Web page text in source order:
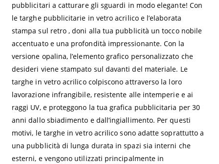
pubblicitari a catturare gli sguardi in modo elegante! Con
le targhe pubblicitarie in vetro acrilico e l’elaborata
stampa sul retro , doni alla tua pubblicità un tocco nobile
accentuato e una profondità impressionante. Con la
versione opalina, l’elemento grafico personalizzato che
desideri viene stampato sul davanti del materiale. Le
targhe in vetro acrilico colpiscono attraverso la loro
lavorazione infrangibile, resistente alle intemperie e ai
raggi UV, e proteggono la tua grafica pubblicitaria per 30
anni dallo sbiadimento e dall’ingiallimento. Per questi
motivi, le targhe in vetro acrilico sono adatte soprattutto a
una pubblicità di lunga durata in spazi sia interni che
esterni, e vengono utilizzati principalmente in